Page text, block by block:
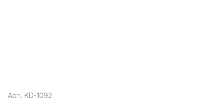
Арт. KD-1092